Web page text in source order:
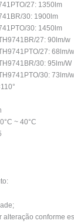
27: 1350lm
30: 1900lm
30: 1450lm
27: 90lm/w
27: 68lm/w
30: 95lm/W
30: 73lm/w
~ 40°C
alteração conforme